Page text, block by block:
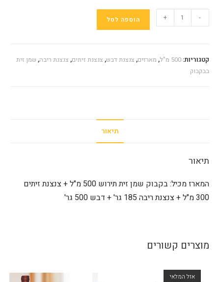
של
3
-
+ הוספה לסל
קטגוריות:500 מ"ל , מארזים, צנצנת דבש, צנצנת זיתים, צנצנת ריבה, שמן זית
בבקבוק
תיאור
תיאור
המארז מכיל: בקבוק שמן זית תירוש 500 מ"ל + צנצנת זיתים
300 מ"ל + צנצנת ריבה 185 גר' + דבש 500 גר'
מוצרים קשורים
אזל המלאי